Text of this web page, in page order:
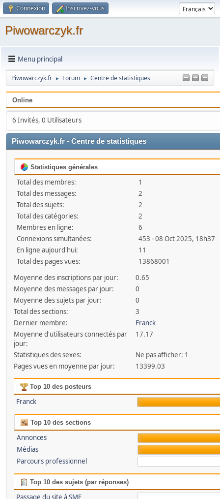
Connexion Inscrivez-vous
Piwowarczyk.fr
Menu principal
Piwowarczyk.fr ► Forum ► Centre de statistiques
Online
6 Invités, 0 Utilisateurs
Piwowarczyk.fr - Centre de statistiques
Statistiques générales
Total des membres:
1
Total des messages:
2
Total des sujets:
2
Total des catégories:
2
Membres en ligne:
6
Connexions simultanées:
453 - 08 Oct 2025, 18h37
En ligne aujourd'hui:
11
Total des pages vues:
13868001
Moyenne des inscriptions par jour:
0.65
Moyenne des messages par jour:
0
Moyenne des sujets par jour:
0
Total des sections:
3
Dernier membre:
Franck
Moyenne d'utilisateurs connectés par
jour:
17.17
Statistiques des sexes:
Ne pas afficher: 1
Pages vues en moyenne par jour:
13399.03
Top 10 des posteurs
Franck
Top 10 des sections
Annonces
Médias
Parcours professionnel
Top 10 des sujets (par réponses)
Passage du site à SMF